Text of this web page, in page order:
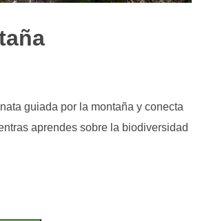
guiada por la montaña y conecta
aprendes sobre la biodiversidad